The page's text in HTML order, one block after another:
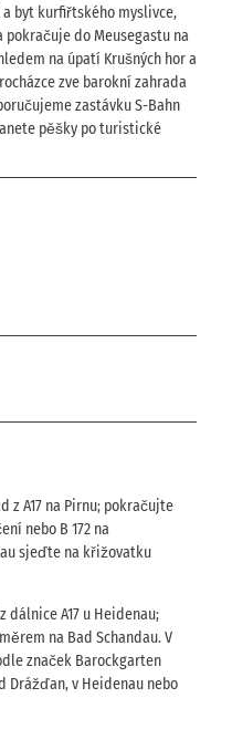
byt kurfiřtského myslivce,
do Meusegastu na
na úpatí Krušných hor a
zve barokní zahrada
zastávku S-Bahn
pěšky po turistické
z A17 na Pirnu; pokračujte
nebo B 172 na
sjeďte na křižovatku
A17 u Heidenau;
na Bad Schandau. V
značek Barockgarten
Drážďan, v Heidenau nebo